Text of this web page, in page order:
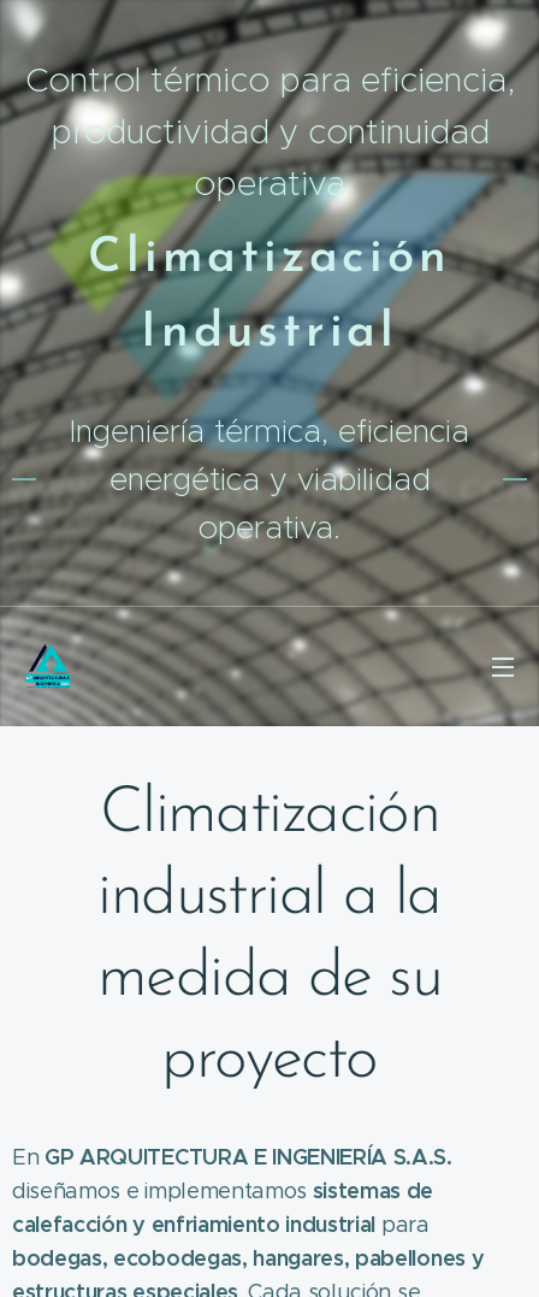
Control térmico para eficiencia,
productividad y continuidad
operativa
Climatización
Industrial
Ingeniería térmica, eficiencia
energética y viabilidad
operativa.
Climatización
industrial a la
medida de su
proyecto
En GP ARQUITECTURA E INGENIERÍA S.A.S.
diseñamos e implementamos sistemas de
calefacción y enfriamiento industrial para
bodegas, ecobodegas, hangares, pabellones y